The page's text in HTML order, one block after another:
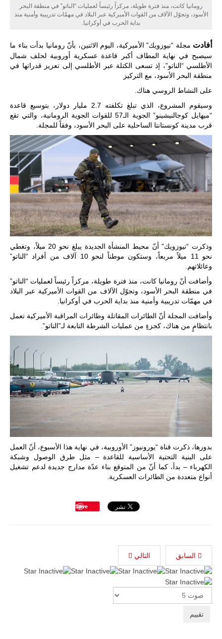
باماكو وبالنسبة
لحملة مكافحة
التمرد في
قدرة طائرة
أوريون على
التحليق…
ليبيا | إنطلاق
تدريبات
فلينتلوك
2026 الدولية
بمشاركة
جيوش وقادة
من 30 دولة
بمدينة سرت
في خطوة
تُوصف بأنها
اختبار عملي
جديد لإمكانية
تقريب
المسافات بين
المؤسستين
وغربها، وسط
حضور دولي
تقوده الولايات
المتحدة وشراكة
مباشرة مع
أطراف ليبية
منقسمة منذ…
رومانيا كانت، منذ فترة طويلة، مركزاً رئيساً لعمليات “الناتو” في منطقة البحر
الأسود، وتجوّل الآلاف من القوات الأميركية عبر البلاد في مهمّات تدريبية وأمنية منذ
بداية الحرب في أوكرانيا.
أفادت مجلة “نيوزويك” الأميركية، اليوم الاثنين، بأنّ رومانيا بدأت بناء ما
سيصبح في نهاية المطاف أكبر قاعدة عسكرية أوروبية لحلف شمال
الأطلسي “الناتو”، إذ تسعى الكتلة عبر الأطلسي إلى تعزيز قدراتها في
منطقة البحر الأسود، مع التركيز
على النشاط الروسي هناك.
وسيقوم المشروع، الذي تبلغ تكلفته 2.7 مليار دولار، بتوسيع قاعدة
“ميهايل كوجالنيشينو” الجوية الـ57 للقوات الجوية الرومانية، والتي تقع
قرب مدينة كونستانتا الساحلية على البحر الأسود، وفقاً للمجلة.
وذكرت “نيوزويك” أنّ محيط المنشأة الجديدة يبلغ نحو 20 ميلاً، وتغطي
نحو 11 ميلاً مربعاً، وستكون موطناً لنحو 10 آلاف من أفراد “الناتو”
وعائلاتهم.
وأضافت أنّ رومانيا كانت، منذ فترة طويلة، مركزاً رئيساً لعمليات “الناتو”
في منطقة البحر الأسود، وتجوّل الآلاف من القوات الأميركية عبر البلاد
في مهمّات تدريبية وأمنية منذ بداية الحرب في أوكرانيا.
وأضافت المجلة أنّ الطائرات المقاتلة وطائرات المراقبة الأميركية تعمل
بانتظامٍ من هناك، كجزءٍ من عمليات الشرطة التابعة لـ”الناتو”.
بدورها، ذكرت قناة “يورونيوز” الأوروبية، في نهاية هذا الأسبوع، أنّ العمل
على البنية التحتية الأساسية للقاعدة – مثل طرق الوصول وشبكة
الكهرباء – بدأ، كما أنّ من المتوقع بناء عدّة مدارج جديدة لدعم تشغيل
أنواع متعددة من الطائرات العسكرية.
Save
السابق التالي
Rate